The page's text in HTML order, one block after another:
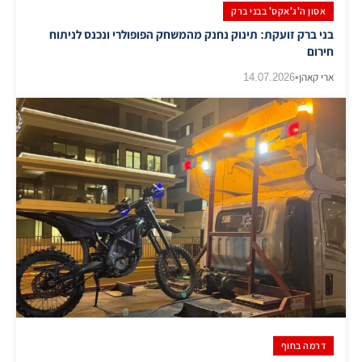
אסון ה'ג'אקס' בבני ברק
בני ברק זועקת: תינוק נחנק מהמשחק הפופולרי ונכנס לניתוח
חירום
ארי קאהן•
14.07.2026
דרמה בחוף